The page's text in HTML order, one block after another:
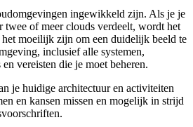
ingewikkeld zijn. Als je je
twee of meer clouds verdeelt, wordt het
moeilijk zijn om een duidelijk beeld te
inclusief alle systemen,
vereisten die je moet beheren.
je huidige architectuur en activiteiten
en kansen missen en mogelijk in strijd